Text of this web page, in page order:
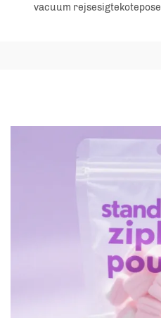
vacuum rejsesigtekotepose